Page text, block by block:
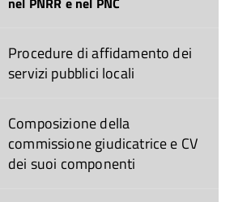
Procedure di affidamento dei
servizi pubblici locali
Composizione della
commissione giudicatrice e CV
dei suoi componenti